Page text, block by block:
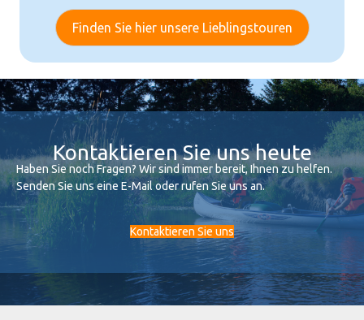
Finden Sie hier unsere Lieblingstouren
Kontaktieren Sie uns heute
Haben Sie noch Fragen? Wir sind immer bereit, Ihnen zu helfen.
Senden Sie uns eine E-Mail oder rufen Sie uns an.
Kontaktieren Sie uns